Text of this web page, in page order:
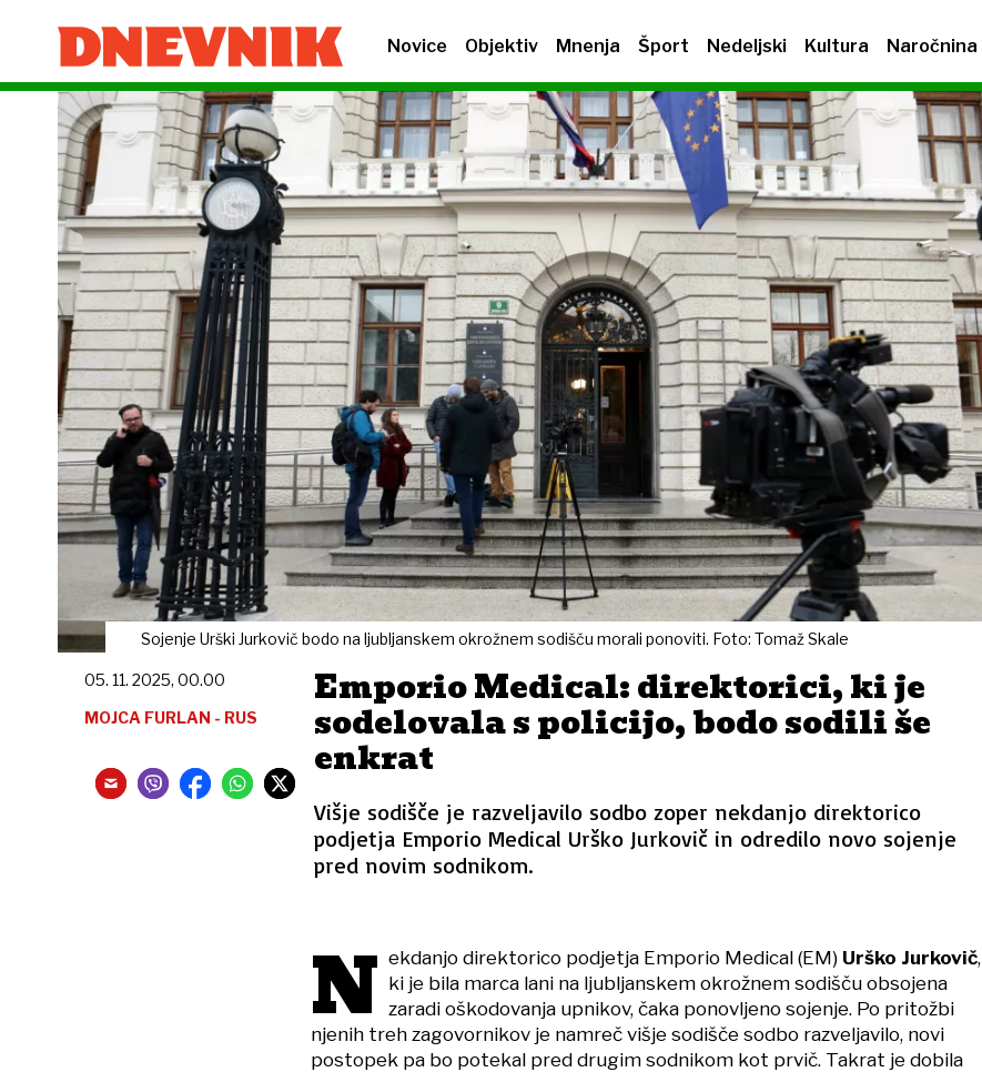
Novice Objektiv Mnenja Šport Nedeljski Kultura Naročnina
Sojenje Urški Jurkovič bodo na ljubljanskem okrožnem sodišču morali ponoviti. Foto: Tomaž Skale
Emporio Medical: direktorici, ki je
sodelovala s policijo, bodo sodili še
enkrat
Višje sodišče je razveljavilo sodbo zoper nekdanjo direktorico
podjetja Emporio Medical Urško Jurkovič in odredilo novo sojenje
pred novim sodnikom.
05. 11. 2025, 00.00
MOJCA FURLAN - RUS
N ekdanjo direktorico podjetja Emporio Medical (EM) Urško Jurkovič,
ki je bila marca lani na ljubljanskem okrožnem sodišču obsojena
zaradi oškodovanja upnikov, čaka ponovljeno sojenje. Po pritožbi
njenih treh zagovornikov je namreč višje sodišče sodbo razveljavilo, novi
postopek pa bo potekal pred drugim sodnikom kot prvič. Takrat je dobila